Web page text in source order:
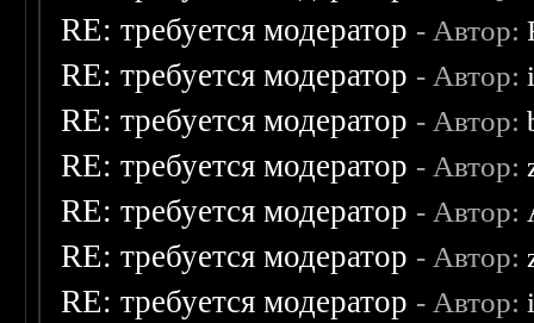
RE: требуется модератор - Автор:
RE: требуется модератор - Автор:
RE: требуется модератор - Автор:
RE: требуется модератор - Автор:
RE: требуется модератор - Автор:
RE: требуется модератор - Автор:
RE: требуется модератор - Автор: